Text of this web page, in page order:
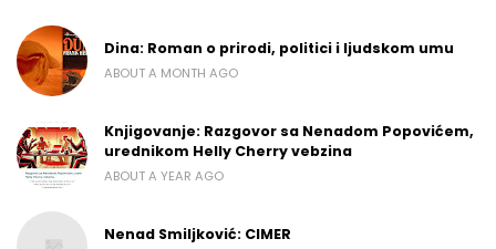
Dina: Roman o prirodi, politici i ljudskom umu
ABOUT A MONTH AGO
Knjigovanje: Razgovor sa Nenadom Popovićem,
urednikom Helly Cherry vebzina
ABOUT A YEAR AGO
Nenad Smiljković: CIMER